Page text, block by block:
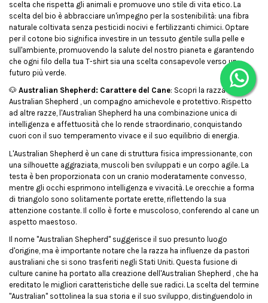
scelta che rispetta gli animali e promuove uno stile di vita etico. La
scelta del bio è abbracciare un'impegno per la sostenibilità: una fibra
naturale coltivata senza pesticidi nocivi e fertilizzanti chimici. Optare
per il cotone bio significa investire in un tessuto gentile sulla pelle e
sull'ambiente, promuovendo la salute del nostro pianeta e garantendo
che ogni filo della tua T-shirt sia una scelta consapevole verso un
futuro più verde.
🐶 Australian Shepherd: Carattere del Cane: Scopri la razza
Australian Shepherd , un compagno amichevole e protettivo. Rispetto
ad altre razze, l'Australian Shepherd ha una combinazione unica di
intelligenza e affettuosità che lo rende straordinario, conquistando
cuori con il suo temperamento vivace e il suo equilibrio di energia.
L'Australian Shepherd è un cane di struttura fisica impressionante, con
una silhouette aggraziata, muscoli ben sviluppati e un corpo agile. La
testa è ben proporzionata con un cranio moderatamente convesso,
mentre gli occhi esprimono intelligenza e vivacità. Le orecchie a forma
di triangolo sono solitamente portate erette, riflettendo la sua
attenzione costante. Il collo è forte e muscoloso, conferendo al cane un
aspetto maestoso.
Il nome "Australian Shepherd" suggerisce il suo presunto luogo
d'origine, ma è importante notare che la razza ha influenze da pastori
australiani che si sono trasferiti negli Stati Uniti. Questa fusione di
culture canine ha portato alla creazione dell'Australian Shepherd , che ha
ereditato le migliori caratteristiche delle sue radici. La scelta del termine
"Australian" sottolinea la sua storia e il suo sviluppo, distinguendolo in